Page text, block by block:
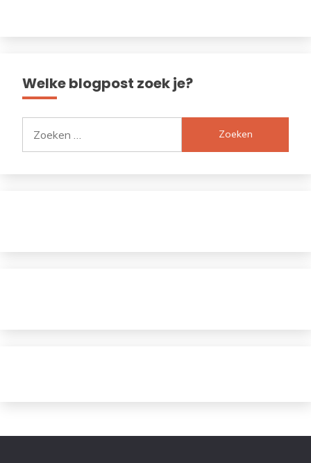
Welke blogpost zoek je?
naar: